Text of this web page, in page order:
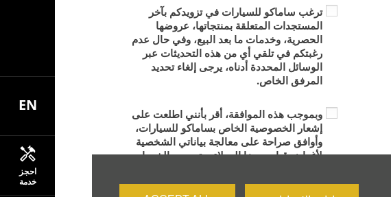
EN
احجز
خدمة
ترغب ساماكو للسيارات في تزويدكم بآخر
المستجدات المتعلقة بمنتجاتها، عروضها
الحصرية، وخدمات ما بعد البيع، وفي حال عدم
رغبتكم في تلقي أي من هذه التحديثات عبر
الوسائل المحددة أدناه، يرجى إلغاء تحديد
المرفق الخاص.
وبموجب هذه الموافقة، أقر بأنني اطلعت على
إشعار الخصوصية الخاص بساماكو للسيارات،
وأوافق صراحة على معالجة بياناتي الشخصية
لأغراض قياس رضا العملاء، وتحسين الخدمات،
الإشعار، سواء تم ذلك داخل الشركة أو من خلال